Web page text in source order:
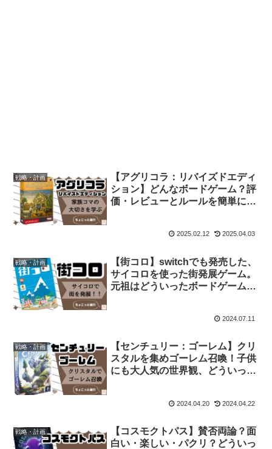
戦略・計画
【アグリコラ：リバイズドエディ
ション】どんなボードゲーム？評
価・レビューとルールを簡単に紹
2025.02.12 2025.04.03
戦略・計画
【街コロ】switchでも発売した、
サイコロを使った街発展ゲーム。
元祖はどういったボードゲームか
2024.07.11
戦略・計画
【センチュリー：ゴーレム】クリ
スタルを集めゴーレム召喚！子供
にも大人気の世界観、どういった
2024.04.20 2024.04.22
戦略・計画
【コスモクトパス】賛否両論？面
白い・楽しい・パクリ？どういっ